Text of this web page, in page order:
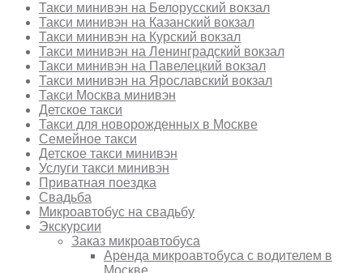
Такси минивэн на Белорусский вокзал
Такси минивэн на Казанский вокзал
Такси минивэн на Курский вокзал
Такси минивэн на Ленинградский вокзал
Такси минивэн на Павелецкий вокзал
Такси минивэн на Ярославский вокзал
Такси Москва минивэн
Детское такси
Такси для новорожденных в Москве
Семейное такси
Детское такси минивэн
Услуги такси минивэн
Приватная поездка
Свадьба
Микроавтобус на свадьбу
Экскурсии
Заказ микроавтобуса
Аренда микроавтобуса с водителем в